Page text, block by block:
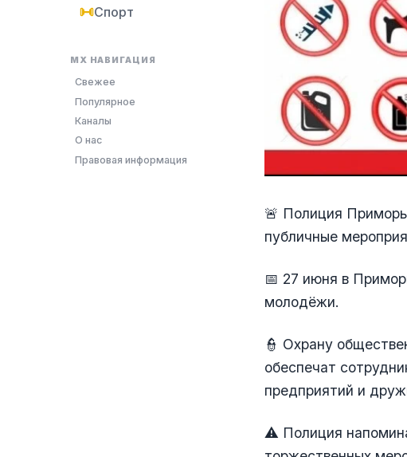
Спорт
MX НАВИГАЦИЯ
Свежее
Популярное
Каналы
О нас
Правовая информация
🚨 Полиция
публичные
📅 27 июня в
молодёжи.
👮 Охрану
обеспечат
предприятий и
⚠️ Полиция